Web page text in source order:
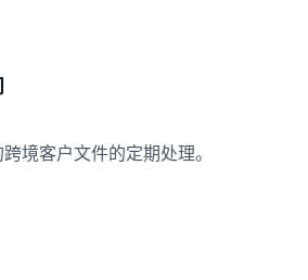
境客户文件的定期处理。